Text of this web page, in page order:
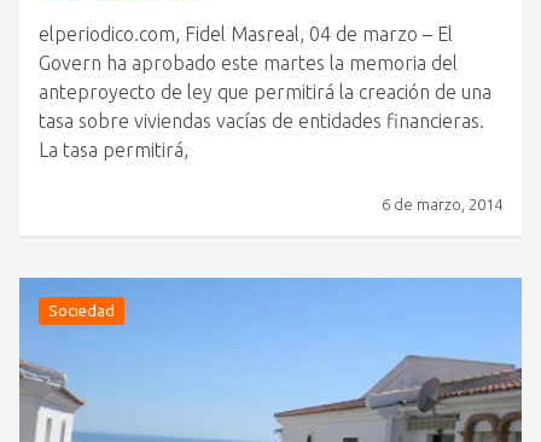
elperiodico.com, Fidel Masreal, 04 de marzo – El
Govern ha aprobado este martes la memoria del
anteproyecto de ley que permitirá la creación de una
tasa sobre viviendas vacías de entidades financieras.
La tasa permitirá,
6 de marzo, 2014
Sociedad